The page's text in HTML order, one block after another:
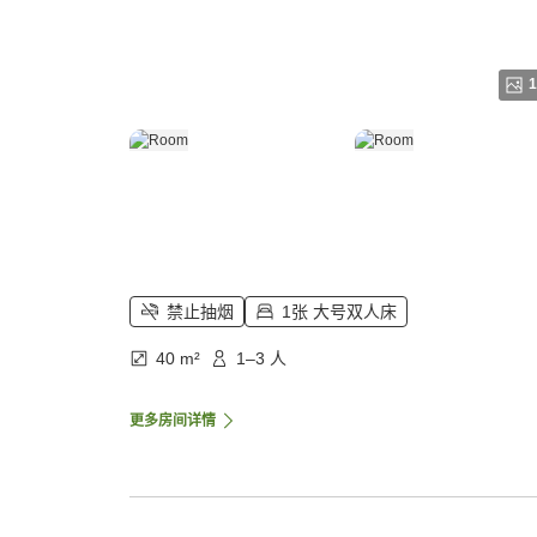
禁止抽烟 1张 大号双人床
40 m² 1–3 人
更多房间详情